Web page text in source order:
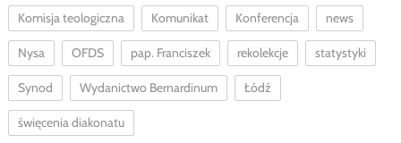
Komisja teologiczna Komunikat Konferencja news
Nysa OFDS pap. Franciszek rekolekcje statystyki
Synod Wydanictwo Bernardinum Łódź
święcenia diakonatu